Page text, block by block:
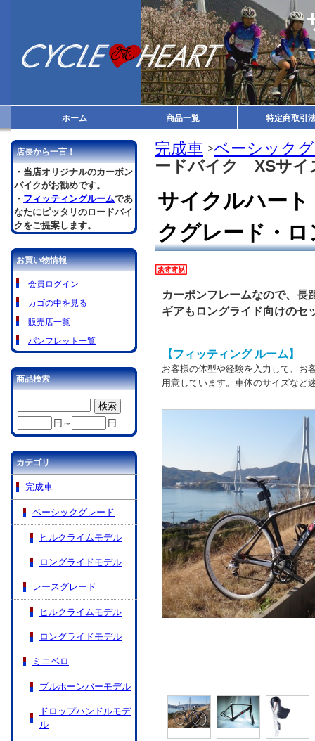
ホーム 商品一覧 特定商取引
完成車
ベーシック
ードバイク XSサイ
サイクルハー
クグレード・
カーボンフレームなので、長
ギアもロングライド向けのセ
【フィッティング ルーム】
お客様の体型や経験を入力して、お
用意しています。車体のサイズなど
店長から一言！
・当店オリジナルのカーボン
バイクがお勧めです。
・ フィッティングルームであ
なたにピッタリのロードバイ
クをご提案します。
お買い物情報
会員ログイン
カゴの中を見る
販売店一覧
パンフレット一覧
商品検索
円～ 円
カテゴリ
完成車
ベーシックグレード
ヒルクライムモデル
ロングライドモデル
レースグレード
ヒルクライムモデル
ロングライドモデル
ミニベロ
ブルホーンバーモデル
ドロップハンドルモデ
ル